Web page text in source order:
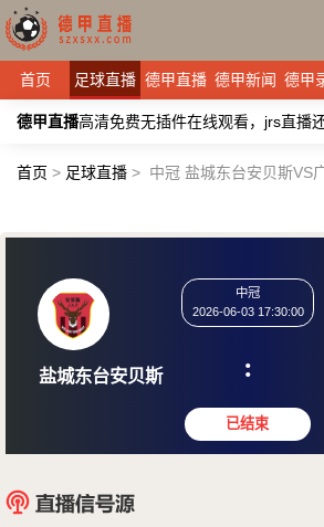
首页 足球直播 德甲直播 德甲新闻 德甲
德甲直播高清免费无插件在线观看，jrs直播
首页 > 足球直播 > 中冠 盐城东台安贝斯VS
盐城东台安贝斯
2026-06-03
: